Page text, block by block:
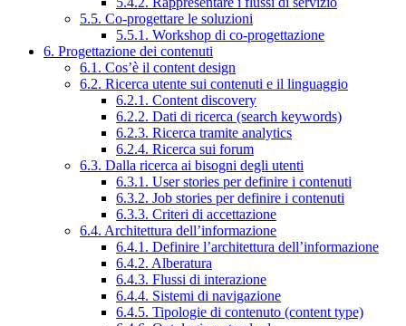
5.5. Co-progettare le soluzioni
5.5.1. Workshop di co-progettazione
6. Progettazione dei contenuti
6.1. Cos’è il content design
6.2. Ricerca utente sui contenuti e il linguaggio
6.2.1. Content discovery
6.2.2. Dati di ricerca (search keywords)
6.2.3. Ricerca tramite analytics
6.2.4. Ricerca sui forum
6.3. Dalla ricerca ai bisogni degli utenti
6.3.1. User stories per definire i contenuti
6.3.2. Job stories per definire i contenuti
6.3.3. Criteri di accettazione
6.4. Architettura dell’informazione
6.4.1. Definire l’architettura dell’informazione
6.4.2. Alberatura
6.4.3. Flussi di interazione
6.4.4. Sistemi di navigazione
6.4.5. Tipologie di contenuto (content type)